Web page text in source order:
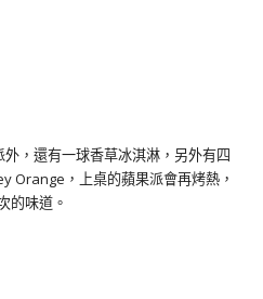
，還有一球香草冰淇淋，另外有四
Orange，上桌的蘋果派會再烤熱，
的味道。